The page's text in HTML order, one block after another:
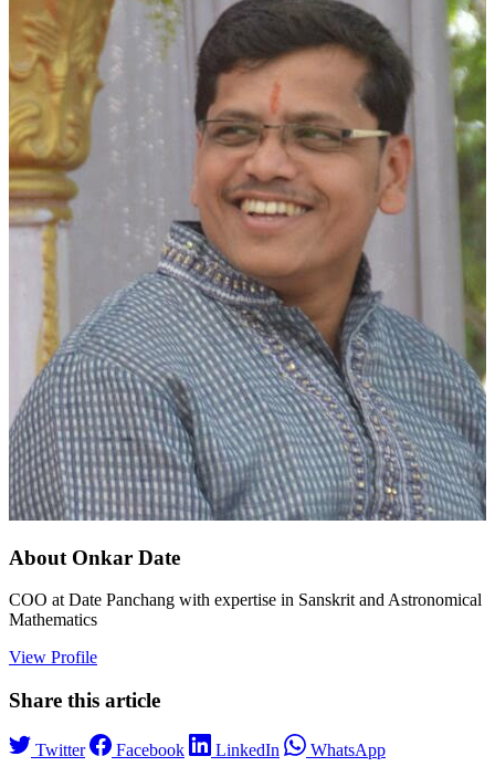
About Onkar Date
COO at Date Panchang with expertise in Sanskrit and Astronomical
Mathematics
View Profile
Share this article
Twitter Facebook LinkedIn WhatsApp